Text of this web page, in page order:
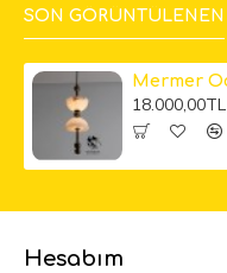
SON GÖRÜNTÜLENEN
18.000,00TL
Hesabım